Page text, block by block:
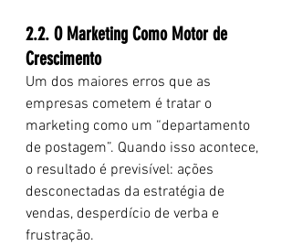
2.2. O Marketing Como Motor de
Crescimento
Um dos maiores erros que as
empresas cometem é tratar o
marketing como um “departamento
de postagem”. Quando isso acontece,
o resultado é previsível: ações
desconectadas da estratégia de
vendas, desperdício de verba e
frustração.